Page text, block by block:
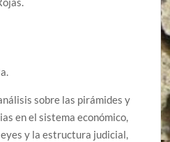
sobre las pirámides y
en el sistema económico,
y la estructura judicial,